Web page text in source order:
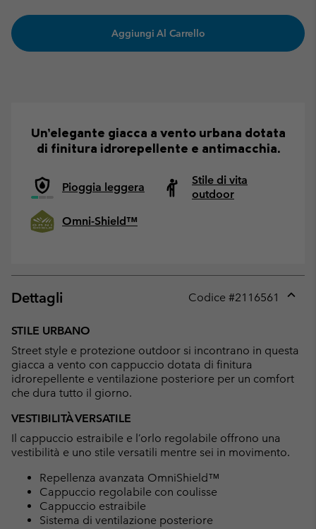
Aggiungi Al Carrello
Un’elegante giacca a vento urbana dotata
di finitura idrorepellente e antimacchia.
Pioggia leggera
Stile di vita
outdoor
Omni-Shield™
Dettagli Codice #2116561
STILE URBANO
Street style e protezione outdoor si incontrano in questa
giacca a vento con cappuccio dotata di finitura
idrorepellente e ventilazione posteriore per un comfort
che dura tutto il giorno.
VESTIBILITÀ VERSATILE
Il cappuccio estraibile e l’orlo regolabile offrono una
vestibilità e uno stile versatili mentre sei in movimento.
Repellenza avanzata OmniShield™
Cappuccio regolabile con coulisse
Cappuccio estraibile
Sistema di ventilazione posteriore